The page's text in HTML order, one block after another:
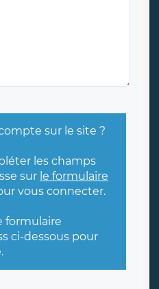
sur le site ?
les champs
sur le formulaire
vous connecter.
formulaire
ci-dessous pour